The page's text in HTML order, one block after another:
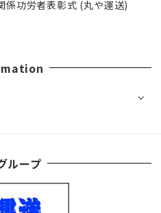
係功労者表彰式 (丸や運送)
ループ